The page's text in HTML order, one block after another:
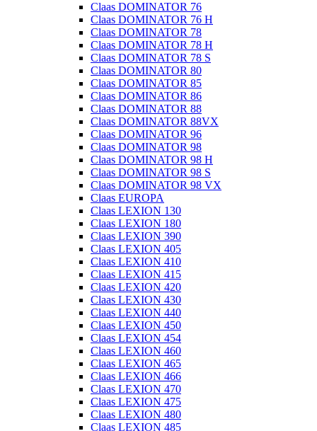
Claas DOMINATOR 76
Claas DOMINATOR 76 H
Claas DOMINATOR 78
Claas DOMINATOR 78 H
Claas DOMINATOR 78 S
Claas DOMINATOR 80
Claas DOMINATOR 85
Claas DOMINATOR 86
Claas DOMINATOR 88
Claas DOMINATOR 88VX
Claas DOMINATOR 96
Claas DOMINATOR 98
Claas DOMINATOR 98 H
Claas DOMINATOR 98 S
Claas DOMINATOR 98 VX
Claas EUROPA
Claas LEXION 130
Claas LEXION 180
Claas LEXION 390
Claas LEXION 405
Claas LEXION 410
Claas LEXION 415
Claas LEXION 420
Claas LEXION 430
Claas LEXION 440
Claas LEXION 450
Claas LEXION 454
Claas LEXION 460
Claas LEXION 465
Claas LEXION 466
Claas LEXION 470
Claas LEXION 475
Claas LEXION 480
Claas LEXION 485